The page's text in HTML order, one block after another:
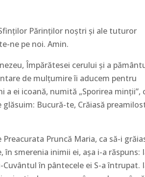
Părinților noștri și ale tuturor
ne pe noi. Amin.
Împărătesei cerului și a
de mulțumire îi aducem pentru
ei icoană, numită „Sporirea minții”,
Bucură-te, Crăiasă
Pruncă Maria, ca să-i
smerenia inimii ei, așa i-a răspuns:
în pântecele ei S-a întrupat.